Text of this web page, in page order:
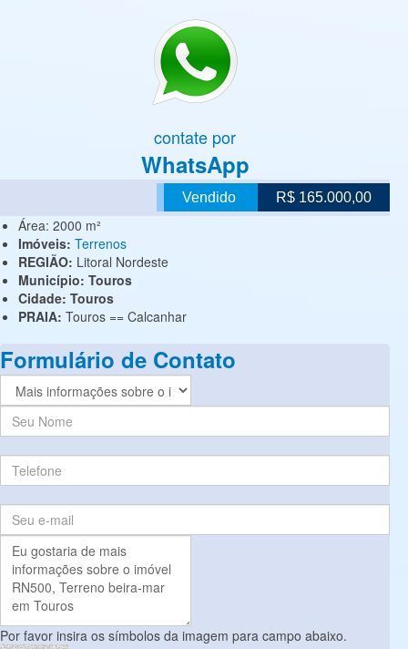
contate por
WhatsApp
Vendido R$ 165.000,00
Área: 2000 m²
Imóveis: Terrenos
REGIÃO: Litoral Nordeste
Município: Touros
Cidade: Touros
PRAIA: Touros == Calcanhar
Formulário de Contato
Por favor insira os símbolos da imagem para campo abaixo.